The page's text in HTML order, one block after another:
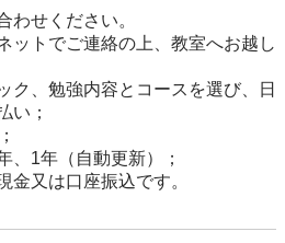
わせください。
ットでご連絡の上、教室へお越し
ク、勉強内容とコースを選び、日
い；
、1年（自動更新）；
金又は口座振込です。